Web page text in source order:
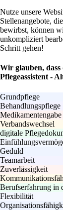
Nutze unsere
Stellenangebote,
bewirbst, können
unkompliziert
Schritt gehen!
Wir glauben,
Pflegeassistent -
Grundpflege
Behandlungspflege
Medikamentengabe
Verbandswechsel
digitale
Geduld
Teamarbeit
Zuverlässigkeit
Berufserfahrung in
Flexibilität